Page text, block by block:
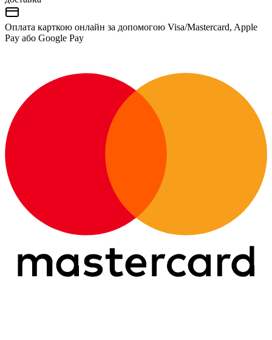
Оплата карткою онлайн за допомогою Visa/Mastercard, Apple
Pay або Google Pay